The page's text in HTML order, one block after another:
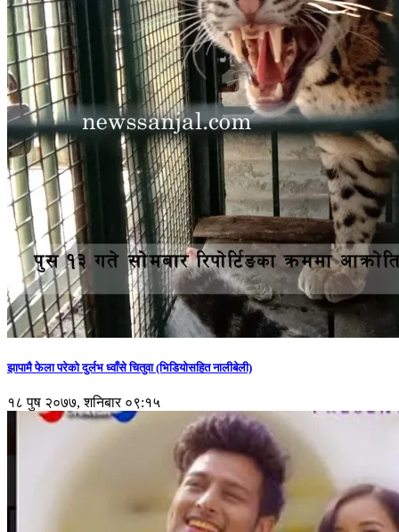
झापामै फेला परेको दुर्लभ ध्वाँसे चितुवा (भिडियोसहित नालीबेली)
१८ पुष २०७७, शनिबार ०९:१५